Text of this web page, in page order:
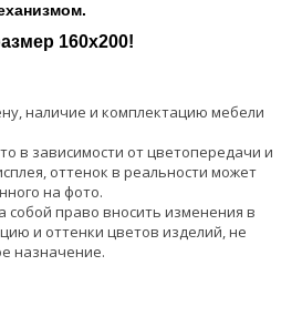
160х200!
наличие и комплектацию мебели
в зависимости от цветопередачи и
оттенок в реальности может
на фото.
право вносить изменения в
и оттенки цветов изделий, не
назначение.